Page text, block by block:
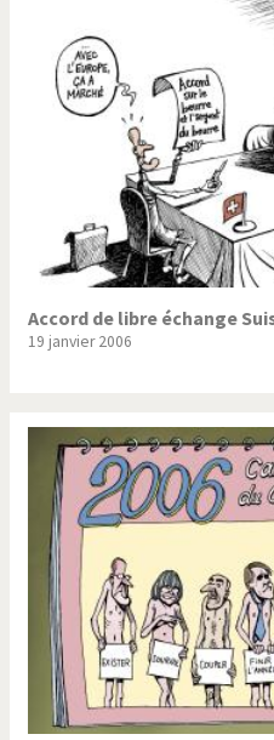
Trump II
Vous avez dit "Islam"?
Accord de libre échange
19 janvier 2006